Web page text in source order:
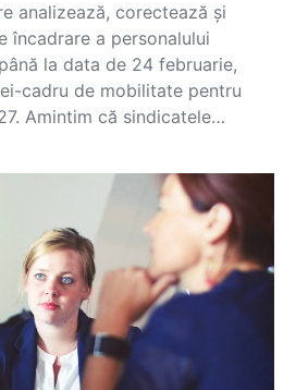
analizează, corectează și
încadrare a personalului
la data de 24 februarie,
cadru de mobilitate pentru
Amintim că sindicatele…